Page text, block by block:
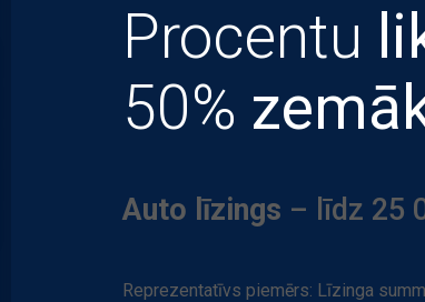
Procentu
50%
Auto līzings – līdz 25
Reprezentatīvs piemērs: Līzinga